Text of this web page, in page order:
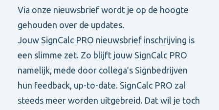
Via onze nieuwsbrief wordt je op de hoogte
gehouden over de updates.
Jouw SignCalc PRO nieuwsbrief inschrijving is
een slimme zet. Zo blijft jouw SignCalc PRO
namelijk, mede door collega’s Signbedrijven
hun feedback, up-to-date. SignCalc PRO zal
steeds meer worden uitgebreid. Dat wil je toch